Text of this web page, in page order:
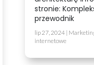
stronie:
przewodnik
lip 27, 2024 |
internetowe